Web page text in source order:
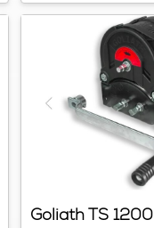
Goliath TS 1200